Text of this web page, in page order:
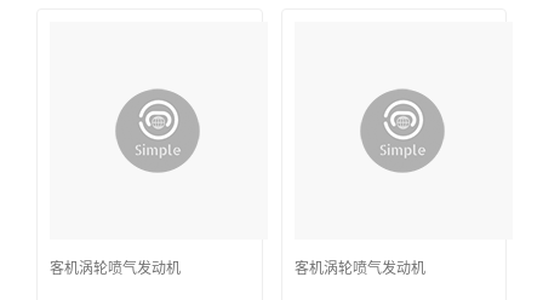
客机涡轮喷气发动机 客机涡轮喷气发动机